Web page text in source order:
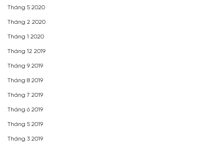
Tháng 5 2020
Tháng 2 2020
Tháng 1 2020
Tháng 12 2019
Tháng 9 2019
Tháng 8 2019
Tháng 7 2019
Tháng 6 2019
Tháng 5 2019
Tháng 3 2019